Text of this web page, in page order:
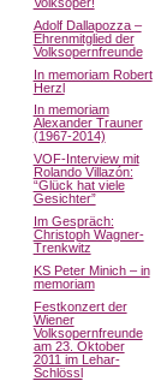
Adolf Dallapozza –
Ehrenmitglied der
Volksopernfreunde
In memoriam Robert
Herzl
In memoriam
Alexander Trauner
(1967-2014)
VOF-Interview mit
Rolando Villazón:
“Glück hat viele
Gesichter”
Im Gespräch:
Christoph Wagner-
Trenkwitz
KS Peter Minich – in
memoriam
Festkonzert der
Wiener
Volksopernfreunde
am 23. Oktober
2011 im Lehar-
Schlössl